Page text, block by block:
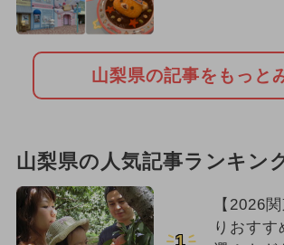
山梨県の記事をもっと
山梨県の人気記事ランキン
1
【2026
りおすす